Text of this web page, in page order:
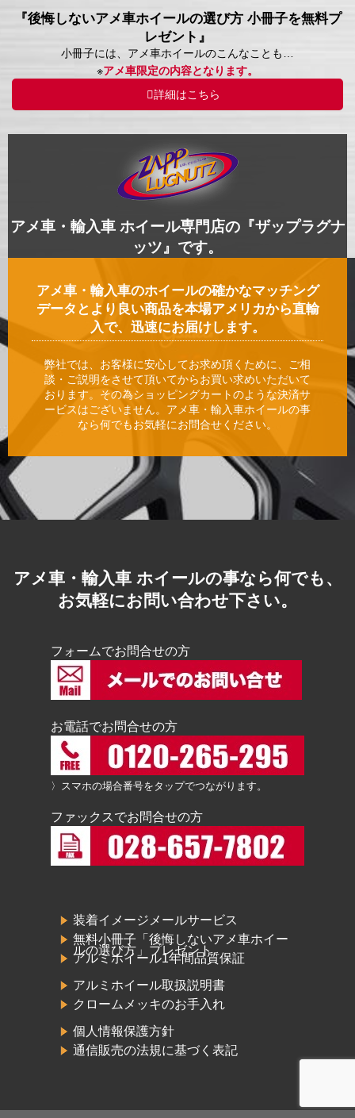
『後悔しないアメ車ホイールの選び方 小冊子を無料プ
レゼント』
小冊子には、アメ車ホイールのこんなことも…
※アメ車限定の内容となります。
詳細はこちら
アメ車・輸入車 ホイール専門店の『ザップラグナ
ッツ』です。
アメ車・輸入車のホイールの確かなマッチング
データとより良い商品を本場アメリカから直輸
入で、迅速にお届けします。
弊社では、お客様に安心してお求め頂くために、ご相
談・ご説明をさせて頂いてからお買い求めいただいて
おります。その為ショッピングカートのような決済サ
ービスはございません。アメ車・輸入車ホイールの事
なら何でもお気軽にお問合せください。
アメ車・輸入車 ホイールの事なら何でも、
お気軽にお問い合わせ下さい。
フォームでお問合せの方
お電話でお問合せの方
〉スマホの場合番号をタップでつながります。
ファックスでお問合せの方
装着イメージメールサービス
無料小冊子「後悔しないアメ車ホイー
ルの選び方」プレゼント
アルミホイール1年間品質保証
アルミホイール取扱説明書
クロームメッキのお手入れ
個人情報保護方針
通信販売の法規に基づく表記